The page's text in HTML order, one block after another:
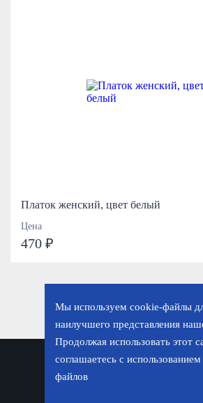
Платок женский, цвет белый
Цена
470 ₽
Мы используем cookie-файлы
наилучшего представления
Продолжая использовать этот
соглашаетесь с
файлов